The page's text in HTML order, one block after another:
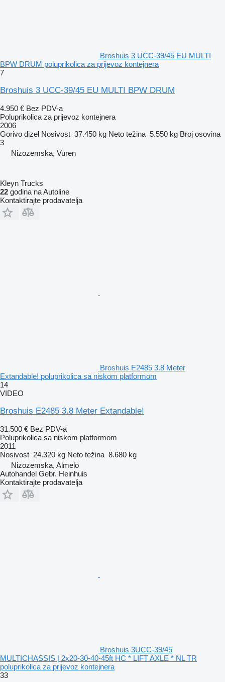
Broshuis 3 UCC-39/45 EU MULTI
BPW DRUM poluprikolica za prijevoz kontejnera
7
Broshuis 3 UCC-39/45 EU MULTI BPW DRUM
4.950 € Bez PDV-a
Poluprikolica za prijevoz kontejnera
2006
Gorivo dizel Nosivost 37.450 kg Neto težina 5.550 kg Broj osovina
3
Nizozemska, Vuren
Kleyn Trucks
22 godina na Autoline
Kontaktirajte prodavatelja
Broshuis E2485 3.8 Meter
Extandable! poluprikolica sa niskom platformom
14
VIDEO
Broshuis E2485 3.8 Meter Extandable!
31.500 € Bez PDV-a
Poluprikolica sa niskom platformom
2011
Nosivost 24.320 kg Neto težina 8.680 kg
Nizozemska, Almelo
Autohandel Gebr. Heinhuis
Kontaktirajte prodavatelja
Broshuis 3UCC-39/45
MULTICHASSIS | 2x20-30-40-45ft HC * LIFT AXLE * NL TR
poluprikolica za prijevoz kontejnera
33